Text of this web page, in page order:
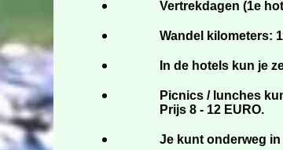
Vertrekdagen (1e
Wandel kilometers:
In de hotels kun je
Picnics / lunches
Prijs 8 - 12 EURO.
Je kunt onderweg